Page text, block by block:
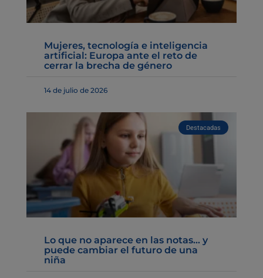
Mujeres, tecnología e inteligencia
artificial: Europa ante el reto de
cerrar la brecha de género
14 de julio de 2026
Destacadas
Lo que no aparece en las notas… y
puede cambiar el futuro de una
niña